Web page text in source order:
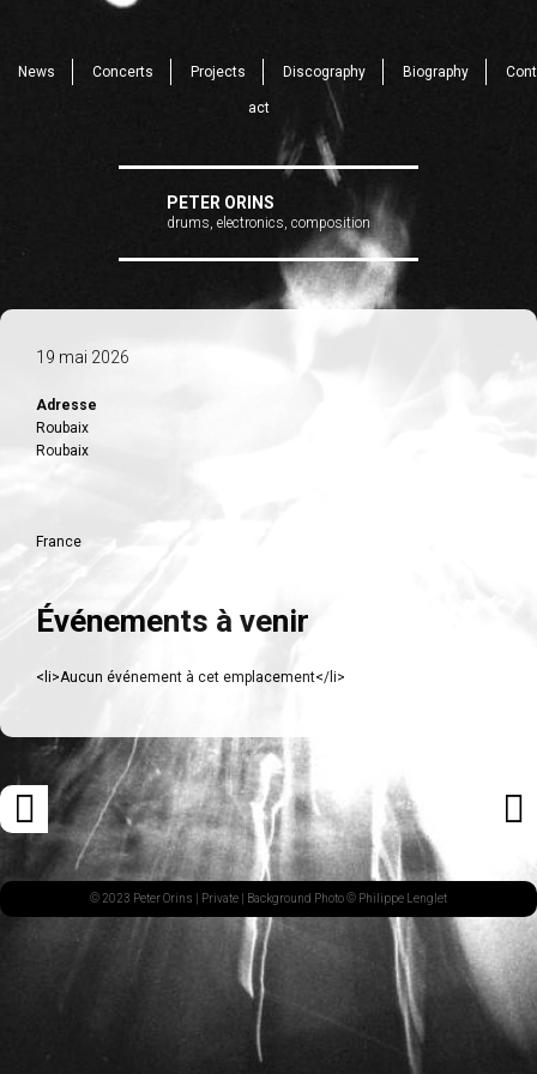
News Concerts Projects Discography Biography Cont
act
PETER ORINS
drums, electronics, composition
19 mai 2026
Adresse
Roubaix
Roubaix
France
Événements à venir
<li>Aucun événement à cet emplacement</li>
Navigation
des
articles
ARTICLE
PRÉCÉDENT© 2023 Peter Orins | Private | Background Photo © Philippe Lenglet